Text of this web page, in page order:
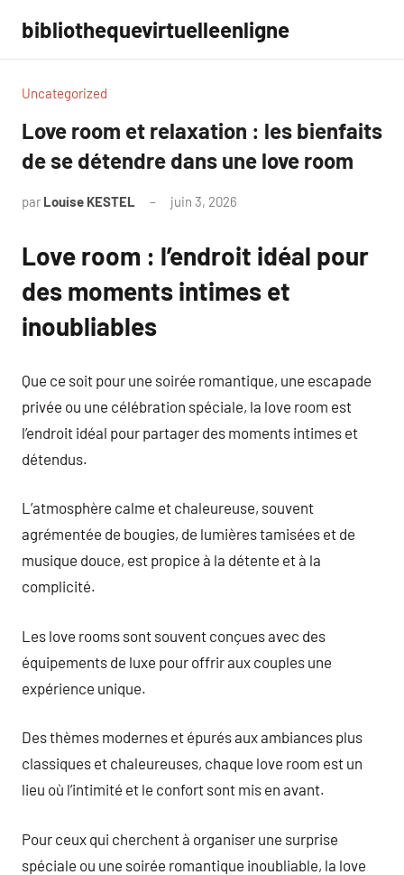
contenu
bibliothequevirtuelleenligne
Uncategorized
Love room et relaxation : les bienfaits
de se détendre dans une love room
par Louise KESTEL juin 3, 2026
Love room : l’endroit idéal pour
des moments intimes et
inoubliables
Que ce soit pour une soirée romantique, une escapade
privée ou une célébration spéciale, la love room est
l’endroit idéal pour partager des moments intimes et
détendus.
L’atmosphère calme et chaleureuse, souvent
agrémentée de bougies, de lumières tamisées et de
musique douce, est propice à la détente et à la
complicité.
Les love rooms sont souvent conçues avec des
équipements de luxe pour offrir aux couples une
expérience unique.
Des thèmes modernes et épurés aux ambiances plus
classiques et chaleureuses, chaque love room est un
lieu où l’intimité et le confort sont mis en avant.
Pour ceux qui cherchent à organiser une surprise
spéciale ou une soirée romantique inoubliable, la love